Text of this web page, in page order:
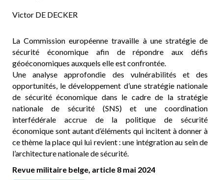
Victor DE DECKER
La Commission européenne travaille à une stratégie de
sécurité économique afin de répondre aux défis
géoéconomiques auxquels elle est confrontée.
Une analyse approfondie des vulnérabilités et des
opportunités, le développement d’une stratégie nationale
de sécurité économique dans le cadre de la stratégie
nationale de sécurité (SNS) et une coordination
interfédérale accrue de la politique de sécurité
économique sont autant d’éléments qui incitent à donner à
ce thème la place qui lui revient : une intégration au sein de
l’architecture nationale de sécurité.
Revue militaire belge, article 8 mai 2024